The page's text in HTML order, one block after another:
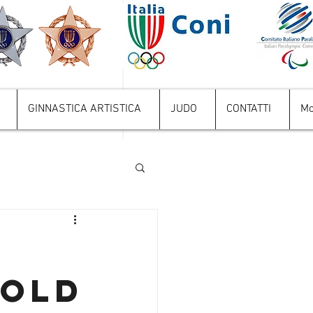
GINNASTICA ARTISTICA JUDO CONTATTI